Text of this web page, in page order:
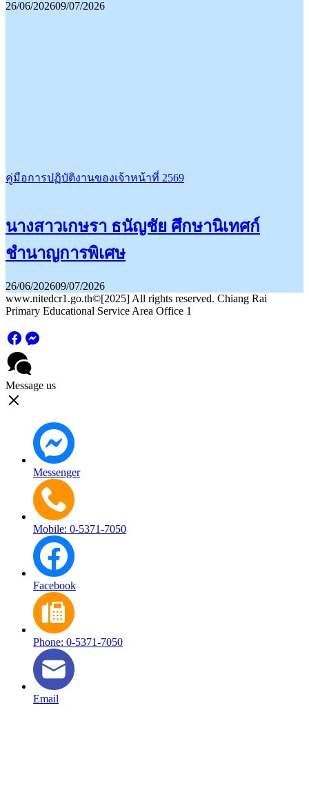
26/06/202609/07/2026
คู่มือการปฏิบัติงานของเจ้าหน้าที่ 2569
นางสาวเกษรา ธนัญชัย ศึกษานิเทศก์
ชำนาญการพิเศษ
26/06/202609/07/2026
www.nitedcr1.go.th©[2025] All rights reserved. Chiang Rai
Primary Educational Service Area Office 1
Message us
Messenger
Mobile: 0-5371-7050
Facebook
Phone: 0-5371-7050
Email